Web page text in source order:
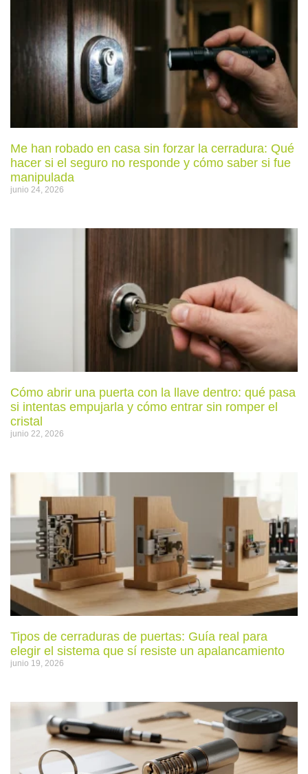
Me han robado en casa sin forzar la cerradura: Qué
hacer si el seguro no responde y cómo saber si fue
manipulada
junio 24, 2026
Cómo abrir una puerta con la llave dentro: qué pasa
si intentas empujarla y cómo entrar sin romper el
cristal
junio 22, 2026
Tipos de cerraduras de puertas: Guía real para
elegir el sistema que sí resiste un apalancamiento
junio 19, 2026